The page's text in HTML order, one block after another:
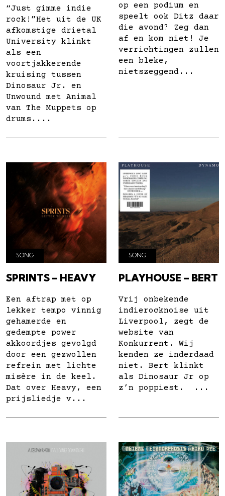
“Just gimme indie
rock!”Het uit de UK
afkomstige drietal
University klinkt
als een
voortjakkerende
kruising tussen
Dinosaur Jr. en
Unwound met Animal
van The Muppets op
drums....
op een podium en
speelt ook Ditz daar
die avond? Zeg dan
af en kom niet! Je
verrichtingen zullen
een bleke,
nietszeggend...
SONG
SPRINTS – HEAVY
Een aftrap met op
lekker tempo vinnig
gehamerde en
gedempte power
akkoordjes gevolgd
door een gezwollen
refrein met lichte
misère in de keel.
Dat over Heavy, een
prijsliedje v...
SONG
PLAYHOUSE – BERT
Vrij onbekende
indierocknoise uit
Liverpool, zegt de
website van
Konkurrent. Wij
kenden ze inderdaad
niet. Bert klinkt
als Dinosaur Jr op
z’n poppiest. ...